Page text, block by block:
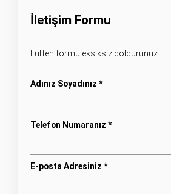
İletişim Formu
Lütfen formu eksiksiz doldurunuz.
Adınız Soyadınız *
Telefon Numaranız *
E-posta Adresiniz *